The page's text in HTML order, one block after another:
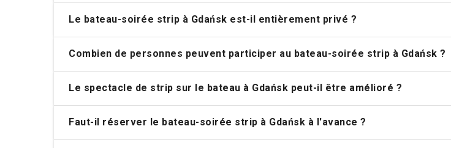
Le bateau-soirée strip à Gdańsk est-il entièrement privé ?
Combien de personnes peuvent participer au bateau-soirée strip à Gdańsk ?
Le spectacle de strip sur le bateau à Gdańsk peut-il être amélioré ?
Faut-il réserver le bateau-soirée strip à Gdańsk à l'avance ?